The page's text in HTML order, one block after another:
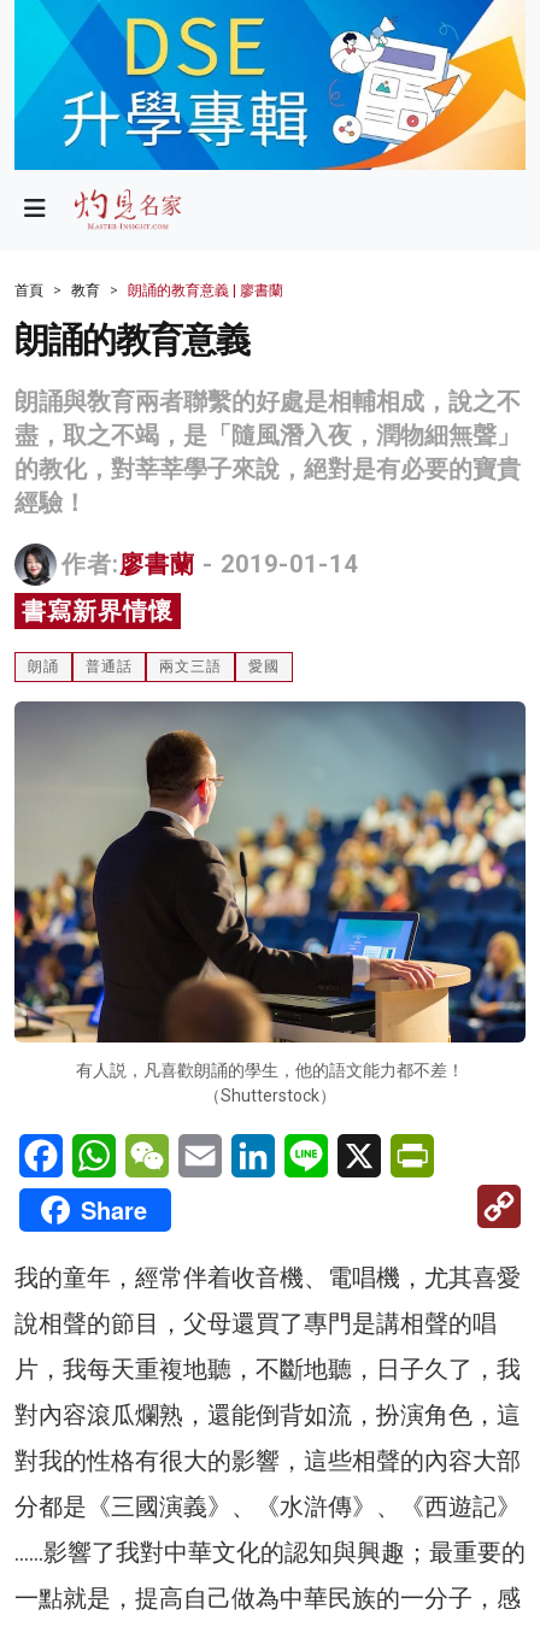
政局
財經
生活
商業
科技
名家榜
灼見活動
關於我們
首頁 教育 朗誦的教育意義 | 廖書蘭
朗誦的教育意義
朗誦與敎育兩者聯繫的好處是相輔相成，說之不
盡，取之不竭，是「隨風潛入夜，潤物細無聲」
的教化，對莘莘學子來說，絕對是有必要的寶貴
經驗！
作者:廖書蘭 - 2019-01-14
書寫新界情懷
朗誦 普通話 兩文三語 愛國
有人説，凡喜歡朗誦的學生，他的語文能力都不差！
（Shutterstock）
FacebookWhatsAppWeChatEmail LinkedInLine X
Share
我的童年，經常伴着收音機、電唱機，尤其喜愛
說相聲的節目，父母還買了專門是講相聲的唱
片，我每天重複地聽，不斷地聽，日子久了，我
對內容滾瓜爛熟，還能倒背如流，扮演角色，這
對我的性格有很大的影響，這些相聲的內容大部
分都是《三國演義》、《水滸傳》、《西遊記》
……影響了我對中華文化的認知與興趣；最重要的
一點就是，提高自己做為中華民族的一分子，感